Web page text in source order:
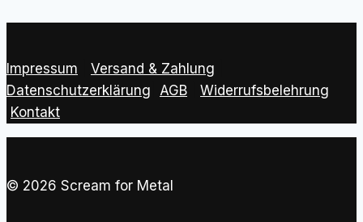
Impressum Versand & Zahlung
Datenschutzerklärung
AGB
Widerrufsbelehrung
Kontakt
© 2026 Scream for Metal